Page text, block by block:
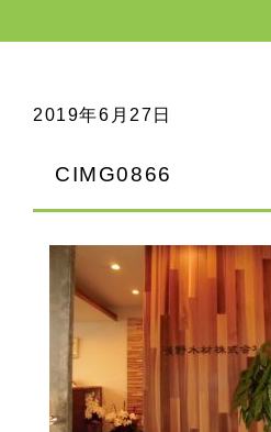
2019年6月27日
CIMG0866